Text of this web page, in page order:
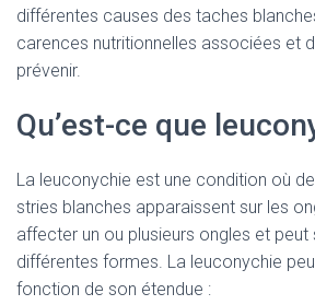
différentes causes des taches
carences nutritionnelles associées et
prévenir.
Qu’est-ce que
La leuconychie est une condition où
stries blanches apparaissent sur les
affecter un ou plusieurs ongles et
différentes formes. La leuconychie
fonction de son étendue :